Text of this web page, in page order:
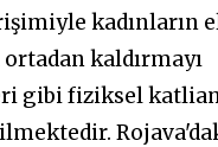
kadınların
kaldırmayı
gibi fiziksel